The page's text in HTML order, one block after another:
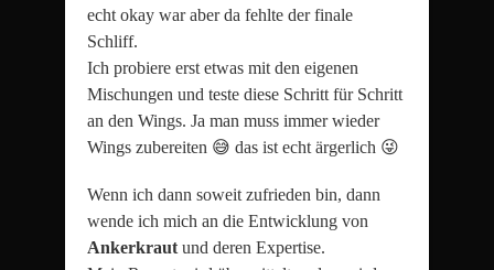
echt okay war aber da fehlte der finale
Schliff.
Ich probiere erst etwas mit den eigenen
Mischungen und teste diese Schritt für Schritt
an den Wings. Ja man muss immer wieder
Wings zubereiten 😅 das ist echt ärgerlich 😜
Wenn ich dann soweit zufrieden bin, dann
wende ich mich an die Entwicklung von
Ankerkraut und deren Expertise.